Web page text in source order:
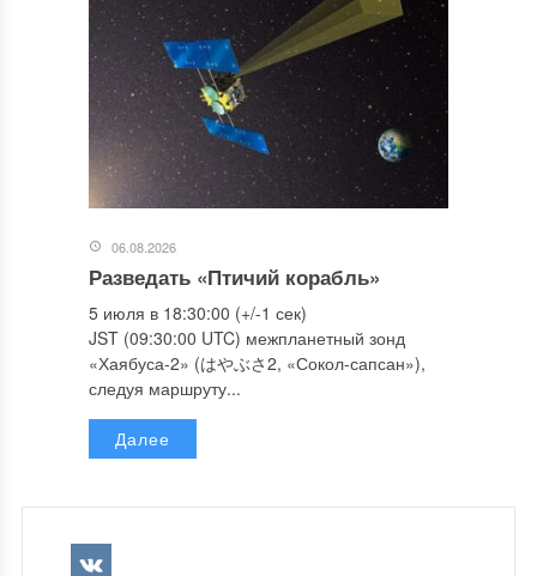
06.08.2026
Разведать «Птичий корабль»
5 июля в 18:30:00 (+/-1 сек)
JST (09:30:00 UTC) межпланетный зонд
«Хаябуса-2» (はやぶさ2, «Сокол-сапсан»),
следуя маршруту...
Далее